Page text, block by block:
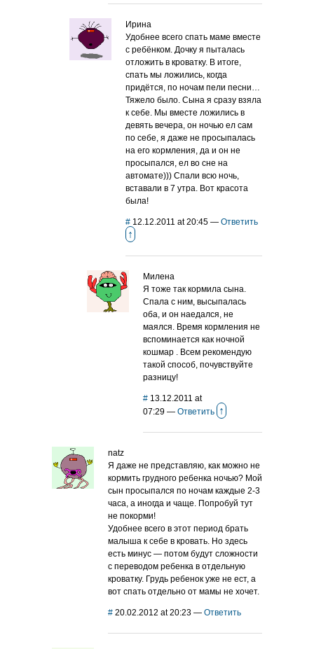
Ирина
Удобнее всего спать маме вместе
с ребёнком. Дочку я пыталась
отложить в кроватку. В итоге,
спать мы ложились, когда
придётся, по ночам пели песни…
Тяжело было. Сына я сразу взяла
к себе. Мы вместе ложились в
девять вечера, он ночью ел сам
по себе, я даже не просыпалась
на его кормления, да и он не
просыпался, ел во сне на
автомате))) Спали всю ночь,
вставали в 7 утра. Вот красота
была!
# 12.12.2011 at 20:45 — Ответить
↑
Милена
Я тоже так кормила сына.
Спала с ним, высыпалась
оба, и он наедался, не
маялся. Время кормления не
вспоминается как ночной
кошмар . Всем рекомендую
такой способ, почувствуйте
разницу!
# 13.12.2011 at
07:29 — Ответить ↑
natz
Я даже не представляю, как можно не
кормить грудного ребенка ночью? Мой
сын просыпался по ночам каждые 2-3
часа, а иногда и чаще. Попробуй тут
не покорми!
Удобнее всего в этот период брать
малыша к себе в кровать. Но здесь
есть минус — потом будут сложности
с переводом ребенка в отдельную
кроватку. Грудь ребенок уже не ест, а
вот спать отдельно от мамы не хочет.
# 20.02.2012 at 20:23 — Ответить